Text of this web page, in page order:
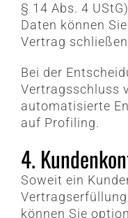
§ 14 Abs. 4
Daten können
Vertrag
Bei der
Vertragsschluss
automatisierte
auf Profiling.
4.
Soweit ein
können Sie